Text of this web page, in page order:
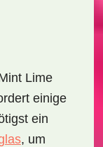
Lime
einige
ein
, um